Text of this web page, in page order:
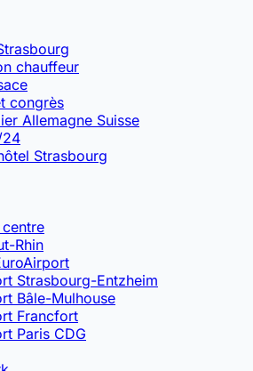
chauffeur
congrès
Allemagne Suisse
24
Strasbourg
Rhin
Strasbourg-Entzheim
Bâle-Mulhouse
Francfort
Paris CDG